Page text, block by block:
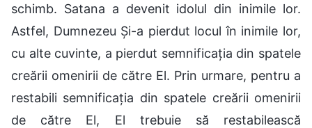
schimb. Satana a devenit idolul din inimile lor.
Astfel, Dumnezeu Și-a pierdut locul în inimile lor,
cu alte cuvinte, a pierdut semnificația din spatele
creării omenirii de către El. Prin urmare, pentru a
restabili semnificația din spatele creării omenirii
de către El, El trebuie să restabilească